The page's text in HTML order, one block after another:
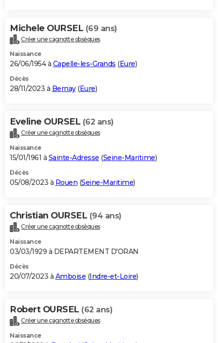
Michele OURSEL (69 ans)
Créer une cagnotte obsèques
Naissance
26/06/1954 à Capelle-les-Grands (Eure)
Décès
28/11/2023 à Bernay(Eure)
Eveline OURSEL (62 ans)
Créer une cagnotte obsèques
Naissance
15/01/1961 à Sainte-Adresse (Seine-Maritime)
Décès
05/08/2023 à Rouen (Seine-Maritime)
Christian OURSEL (94 ans)
Créer une cagnotte obsèques
Naissance
03/03/1929 à DEPARTEMENT D'ORAN
Décès
20/07/2023 à Amboise (Indre-et-Loire)
Robert OURSEL (62 ans)
Créer une cagnotte obsèques
Naissance